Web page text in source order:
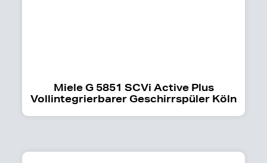
Miele G 5851 SCVi Active Plus
Vollintegrierbarer Geschirrspüler Köln